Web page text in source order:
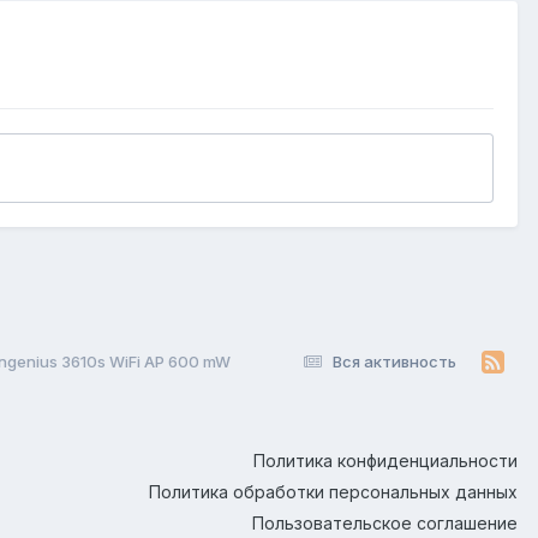
Вся активность
3610s WiFi AP 600 mW
Политика конфиденциальности
Политика обработки персональных данных
Пользовательское соглашение